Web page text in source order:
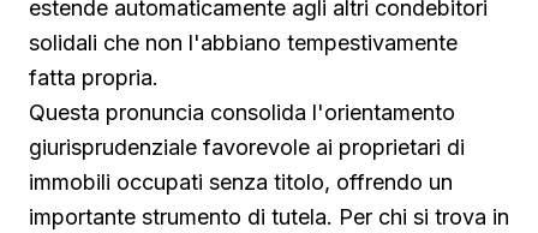
estende automaticamente agli altri condebitori
solidali che non l'abbiano tempestivamente
fatta propria.
Questa pronuncia consolida l'orientamento
giurisprudenziale favorevole ai proprietari di
immobili occupati senza titolo, offrendo un
importante strumento di tutela. Per chi si trova in